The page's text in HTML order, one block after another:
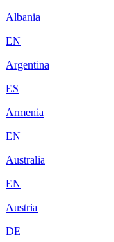
Albania
EN
Argentina
ES
Armenia
EN
Australia
EN
Austria
DE